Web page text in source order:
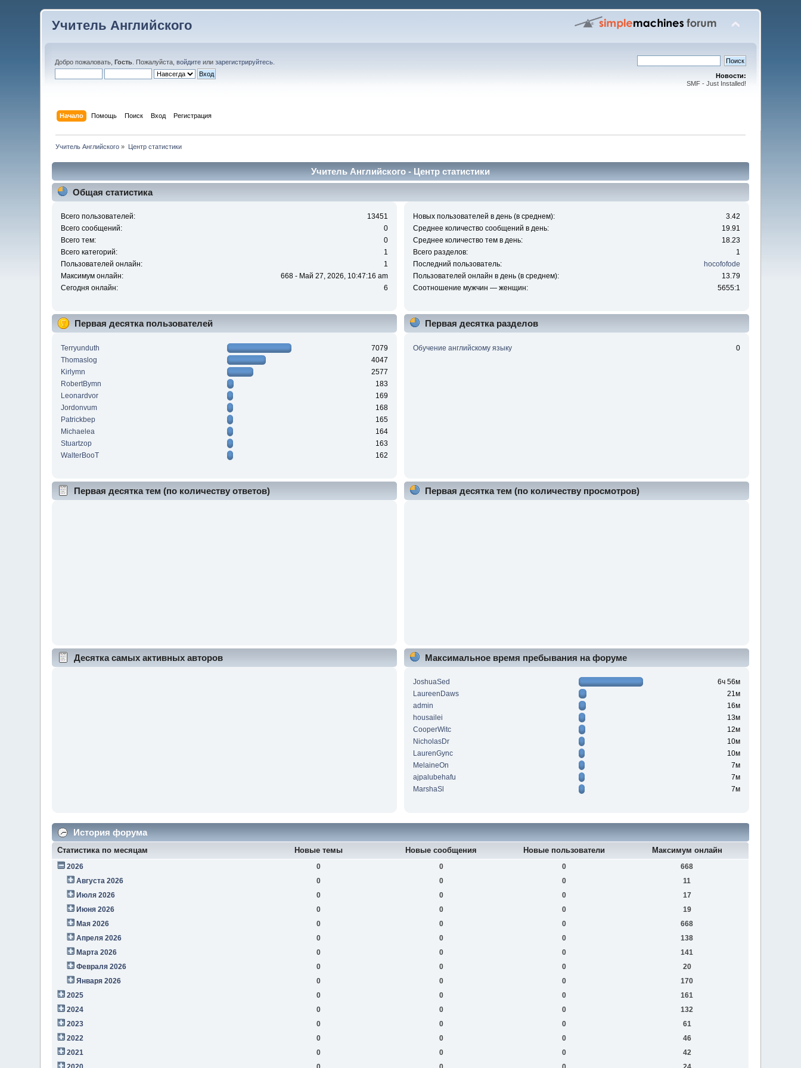
Учитель Английского
Добро пожаловать,Гость . Пожалуйста,войдите илизарегистрируйтесь
Новости:
SMF - Just Installed!
Начало Помощь Поиск Вход Регистрация
Учитель Английского » Центр статистики
Учитель Английского - Центр статистики
Общая статистика
Всего пользователей:
13451
Всего сообщений:
0
Всего тем:
0
Всего категорий:
1
Пользователей онлайн:
1
Максимум онлайн:
668 - Май 27, 2026, 10:47:16 am
Сегодня онлайн:
6
Новых пользователей в день (в среднем):
3.42
Среднее количество сообщений в день:
19.91
Среднее количество тем в день:
18.23
Всего разделов:
1
Последний пользователь:
hocofofode
Пользователей онлайн в день (в среднем):
13.79
Соотношение мужчин — женщин:
5655:1
Первая десятка пользователей
Terryunduth
7079
Thomaslog
4047
Kirlymn
2577
RobertBymn
183
Leonardvor
169
Jordonvum
168
Patrickbep
165
Michaelea
164
Stuartzop
163
WalterBooT
162
Первая десятка разделов
Обучение английскому языку 0
Первая десятка тем (по количеству ответов) Первая десятка тем (по количеству просмотров)
Десятка самых активных авторов Максимальное время пребывания на форуме
JoshuaSed
6ч 56м
LaureenDaws
21м
admin
16м
housailei
13м
CooperWitc
12м
NicholasDr
10м
LaurenGync
10м
MelaineOn
7м
ajpalubehafu
7м
MarshaSl
7м
История форума
Статистика по месяцам Новые темы Новые сообщения Новые пользователи Максимум онлайн
2026 0 0 0
668
Августа 2026
0 0 0
11
Июля 2026
0 0 0
17
Июня 2026
0 0 0
19
Мая 2026
0 0 0
668
Апреля 2026
0 0 0
138
Марта 2026
0 0 0
141
Февраля 2026
0 0 0
20
Января 2026
0 0 0
170
2025
0 0 0
161
2024
0 0 0
132
2023
0 0 0
61
2022
0 0 0
46
2021
0 0 0
42